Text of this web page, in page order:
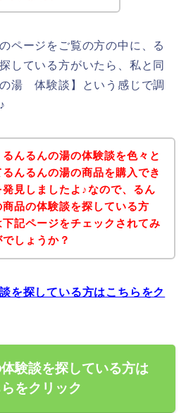
ページをご覧の方の中に、る
している方がいたら、私と同
湯 体験談】という感じで調
んるんの湯の体験談を色々と
んるんの湯の商品を購入でき
発見しましたよ♪なので、るん
商品の体験談を探している方
下記ページをチェックされてみ
しょうか？
を探している方はこちらをク
験談を探している方は
をクリック